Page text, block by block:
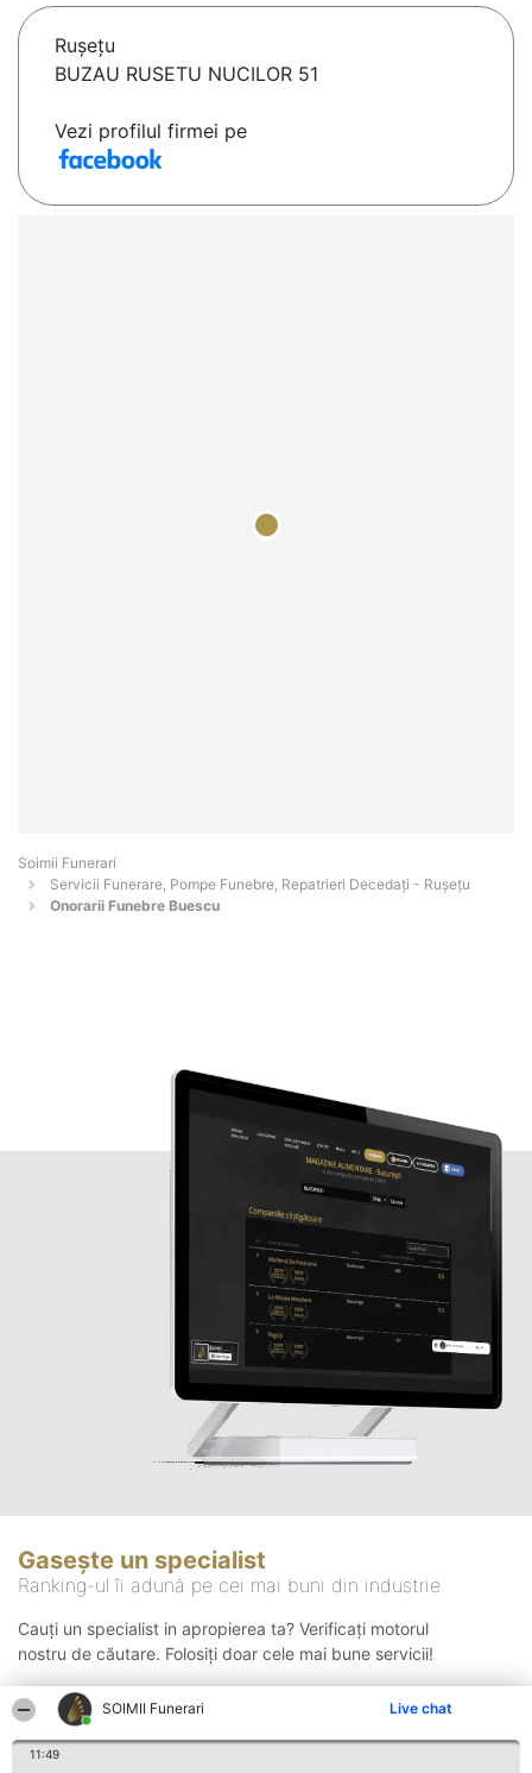
SOIMII Funerari Live chat
11:49
Ruşeţu
BUZAU RUSETU NUCILOR 51
Vezi profilul firmei pe
Soimii Funerari
Servicii Funerare, Pompe Funebre, Repatrieri Decedați - Ruşeţu
Onorarii Funebre Buescu
Gasește un specialist
Ranking-ul îi adună pe cei mai buni din industrie
Cauți un specialist in apropierea ta? Verificați motorul
nostru de căutare. Folosiți doar cele mai bune servicii!